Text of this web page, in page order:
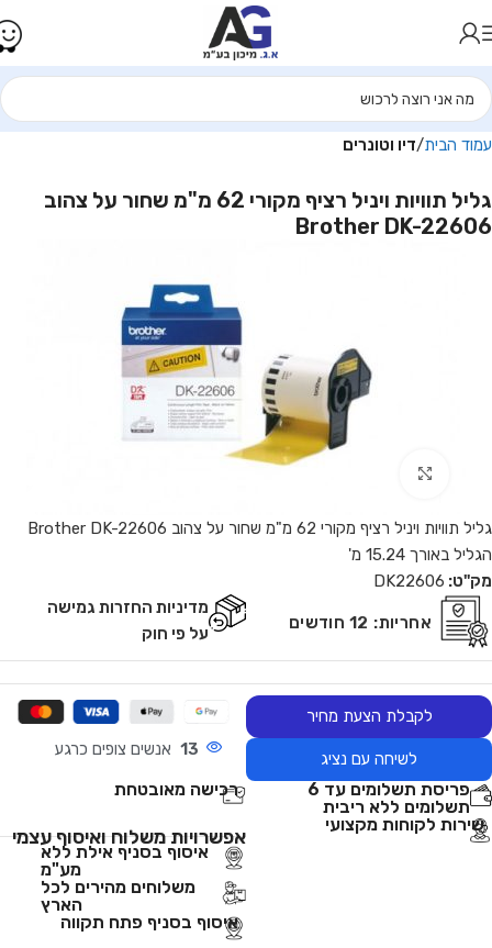
עמוד הבית דיו וטונרים
גליל תוויות ויניל רציף מקורי 62 מ"מ שחור על צהוב
Brother DK-22606
גליל תוויות ויניל רציף מקורי 62 מ"מ שחור על צהוב Brother DK-22606
הגליל באורך 15.24 מ'
מק"ט: DK22606
אחריות: 12 חודשים
מדיניות החזרות גמישה
על פי חוק
לקבלת הצעת מחיר
לשיחה עם נציג 13 אנשים צופים כרגע
פריסת תשלומים עד 6
תשלומים ללא ריבית
רכישה מאובטחת
שירות לקוחות מקצועי
אפשרויות משלוח ואיסוף עצמי
איסוף בסניף אילת ללא
מע"מ
משלוחים מהירים לכל
הארץ
איסוף בסניף פתח תקווה